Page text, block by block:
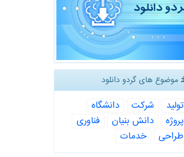
موضوع های گردو دانلود
تولید شركت
دانشگاه
پروژه
دانش بنیان
فناوری
طراحی
خدمات